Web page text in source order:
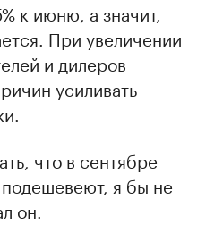
к июню, а значит,
При увеличении
и дилеров
усиливать
что в сентябре
я бы не
он.